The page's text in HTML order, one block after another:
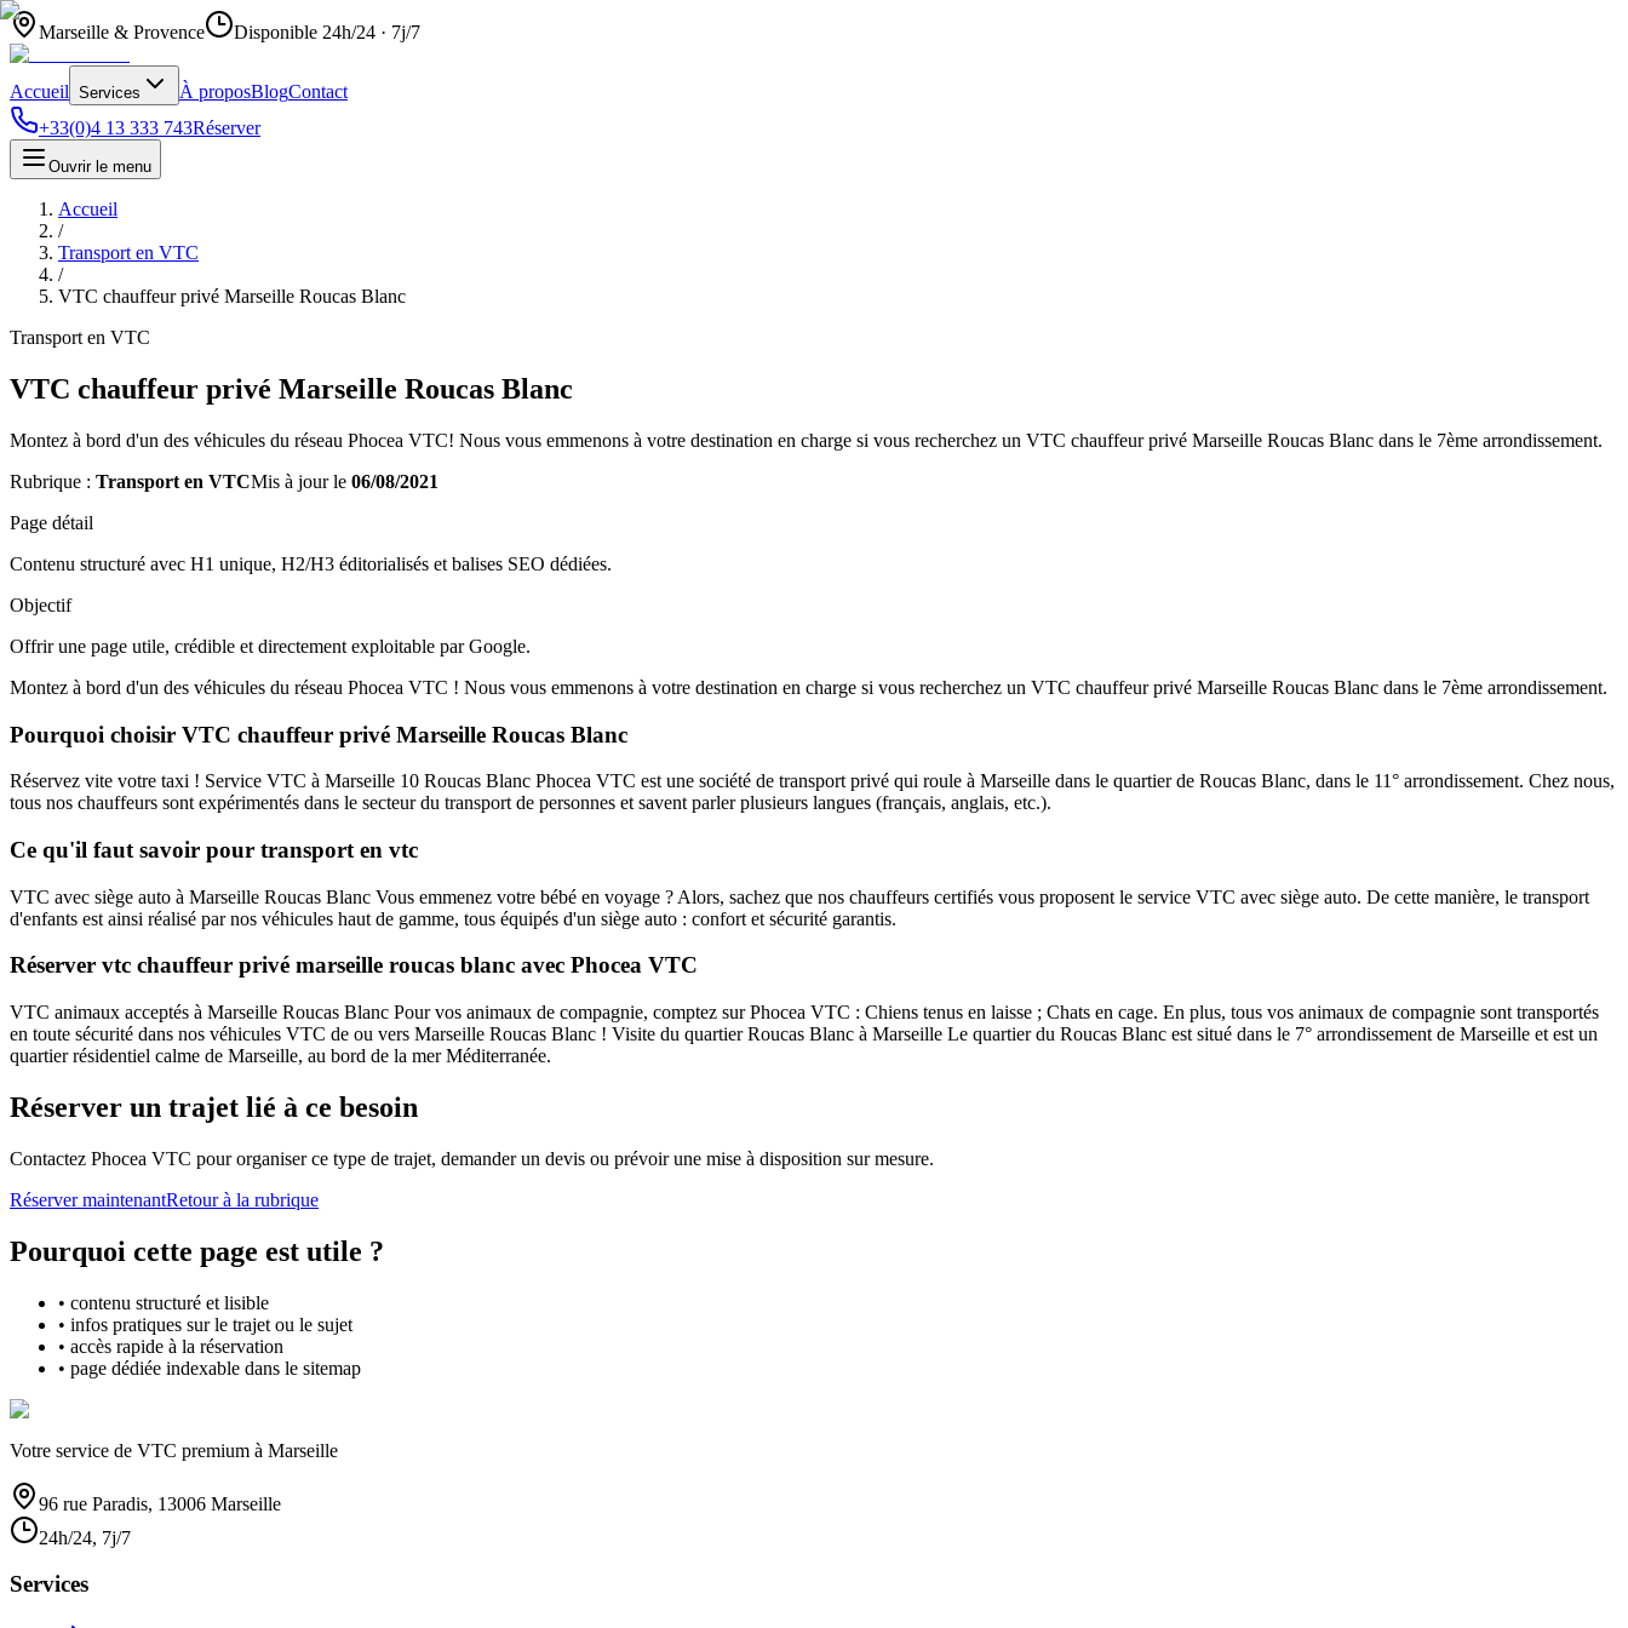
Marseille & Provence Disponible 24h/24 · 7j/7
Accueil Services À proposBlogContact
+33(0)4 13 333 743Réserver
Ouvrir le menu
Accueil
/
Transport en VTC
/
VTC chauffeur privé Marseille Roucas Blanc
Transport en VTC
VTC chauffeur privé Marseille Roucas Blanc
Montez à bord d'un des véhicules du réseau Phocea VTC! Nous vous emmenons à votre destination en charge si vous recherchez un VTC chauffeur privé Marseille Roucas Blanc dans le 7ème arrondissement.
Rubrique : Transport en VTCMis à jour le 06/08/2021
Page détail
Contenu structuré avec H1 unique, H2/H3 éditorialisés et balises SEO dédiées.
Objectif
Offrir une page utile, crédible et directement exploitable par Google.
Montez à bord d'un des véhicules du réseau Phocea VTC ! Nous vous emmenons à votre destination en charge si vous recherchez un VTC chauffeur privé Marseille Roucas Blanc dans le 7ème arrondissement.
Pourquoi choisir VTC chauffeur privé Marseille Roucas Blanc
Réservez vite votre taxi ! Service VTC à Marseille 10 Roucas Blanc Phocea VTC est une société de transport privé qui roule à Marseille dans le quartier de Roucas Blanc, dans le 11° arrondissement. Chez nous,
tous nos chauffeurs sont expérimentés dans le secteur du transport de personnes et savent parler plusieurs langues (français, anglais, etc.).
Ce qu'il faut savoir pour transport en vtc
VTC avec siège auto à Marseille Roucas Blanc Vous emmenez votre bébé en voyage ? Alors, sachez que nos chauffeurs certifiés vous proposent le service VTC avec siège auto. De cette manière, le transport
d'enfants est ainsi réalisé par nos véhicules haut de gamme, tous équipés d'un siège auto : confort et sécurité garantis.
Réserver vtc chauffeur privé marseille roucas blanc avec Phocea VTC
VTC animaux acceptés à Marseille Roucas Blanc Pour vos animaux de compagnie, comptez sur Phocea VTC : Chiens tenus en laisse ; Chats en cage. En plus, tous vos animaux de compagnie sont transportés
en toute sécurité dans nos véhicules VTC de ou vers Marseille Roucas Blanc ! Visite du quartier Roucas Blanc à Marseille Le quartier du Roucas Blanc est situé dans le 7° arrondissement de Marseille et est un
quartier résidentiel calme de Marseille, au bord de la mer Méditerranée.
Réserver un trajet lié à ce besoin
Contactez Phocea VTC pour organiser ce type de trajet, demander un devis ou prévoir une mise à disposition sur mesure.
Réserver maintenantRetour à la rubrique
Pourquoi cette page est utile ?
• contenu structuré et lisible
• infos pratiques sur le trajet ou le sujet
• accès rapide à la réservation
• page dédiée indexable dans le sitemap
Votre service de VTC premium à Marseille
96 rue Paradis, 13006 Marseille
24h/24, 7j/7
Services